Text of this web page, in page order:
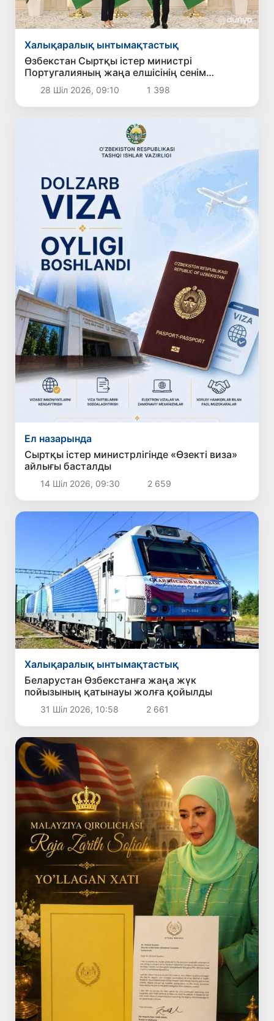
Халықаралық ынтымақтастық
Өзбекстан Сыртқы істер министрі
Португалияның жаңа елшісінің сенім
грамоталарын қабылдады
28 Шіл 2026, 09:10 1 398
Ел назарында
Сыртқы істер министрлігінде «Өзекті виза»
айлығы басталды
14 Шіл 2026, 09:30 2 659
Халықаралық ынтымақтастық
Беларустан Өзбекстанға жаңа жүк
пойызының қатынауы жолға қойылды
31 Шіл 2026, 10:58 2 661